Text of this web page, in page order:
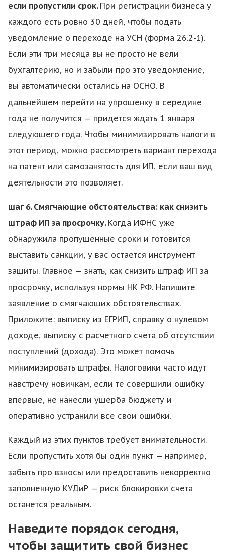
если пропустили срок. При регистрации бизнеса у
каждого есть ровно 30 дней, чтобы подать
уведомление о переходе на УСН (форма 26.2-1).
Если эти три месяца вы не просто не вели
бухгалтерию, но и забыли про это уведомление,
вы автоматически остались на ОСНО. В
дальнейшем перейти на упрощенку в середине
года не получится — придется ждать 1 января
следующего года. Чтобы минимизировать налоги в
этот период, можно рассмотреть вариант перехода
на патент или самозанятость для ИП, если ваш вид
деятельности это позволяет.
шаг 6. Смягчающие обстоятельства: как снизить
штраф ИП за просрочку. Когда ИФНС уже
обнаружила пропущенные сроки и готовится
выставить санкции, у вас остается инструмент
защиты. Главное — знать, как снизить штраф ИП за
просрочку, используя нормы НК РФ. Напишите
заявление о смягчающих обстоятельствах.
Приложите: выписку из ЕГРИП, справку о нулевом
доходе, выписку с расчетного счета об отсутствии
поступлений (дохода). Это может помочь
минимизировать штрафы. Налоговики часто идут
навстречу новичкам, если те совершили ошибку
впервые, не нанесли ущерба бюджету и
оперативно устранили все свои ошибки.
Каждый из этих пунктов требует внимательности.
Если пропустить хотя бы один пункт — например,
забыть про взносы или предоставить некорректно
заполненную КУДиР — риск блокировки счета
останется реальным.
Наведите порядок сегодня,
чтобы защитить свой бизнес